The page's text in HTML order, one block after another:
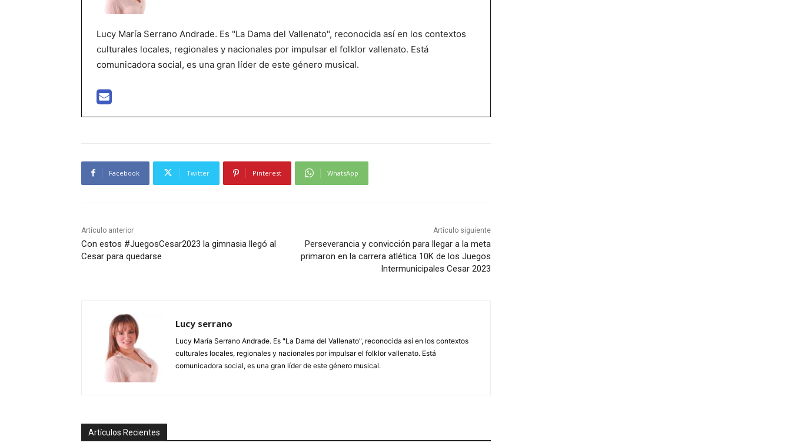
Lucy María Serrano Andrade. Es "La Dama del Vallenato", reconocida así en los contextos
culturales locales, regionales y nacionales por impulsar el folklor vallenato. Está
comunicadora social, es una gran líder de este género musical.
Facebook Twitter Pinterest WhatsApp
Artículo anterior
Con estos #JuegosCesar2023 la gimnasia llegó al
Cesar para quedarse
Artículo siguiente
Perseverancia y convicción para llegar a la meta
primaron en la carrera atlética 10K de los Juegos
Intermunicipales Cesar 2023
Lucy serrano
Lucy María Serrano Andrade. Es "La Dama del Vallenato", reconocida así en los contextos
culturales locales, regionales y nacionales por impulsar el folklor vallenato. Está
comunicadora social, es una gran líder de este género musical.
Artículos Recientes